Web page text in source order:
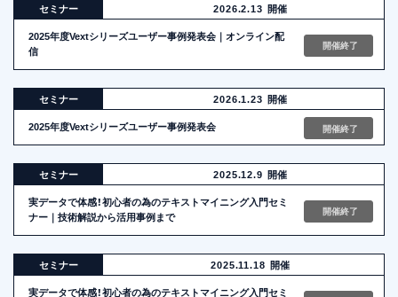
セミナー 2026.2.13 開催
2025年度Vextシリーズユーザー事例発表会｜オンライン配
信
開催終了
セミナー 2026.1.23 開催
2025年度Vextシリーズユーザー事例発表会
開催終了
セミナー 2025.12.9 開催
実データで体感！初心者の為のテキストマイニング入門セミ
ナー｜技術解説から活用事例まで
開催終了
セミナー 2025.11.18 開催
実データで体感！初心者の為のテキストマイニング入門セミ